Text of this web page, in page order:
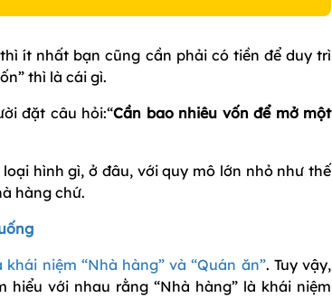
ít nhất bạn cũng cần phải có tiền để duy trì
thì là cái gì.
đặt câu hỏi:“Cần bao nhiêu vốn để mở một
hình gì, ở đâu, với quy mô lớn nhỏ như thế
hàng chứ.
niệm “Nhà hàng” và “Quán ăn”. Tuy vậy,
với nhau rằng “Nhà hàng” là khái niệm